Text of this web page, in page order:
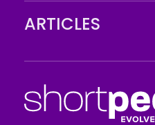
ARTICLES